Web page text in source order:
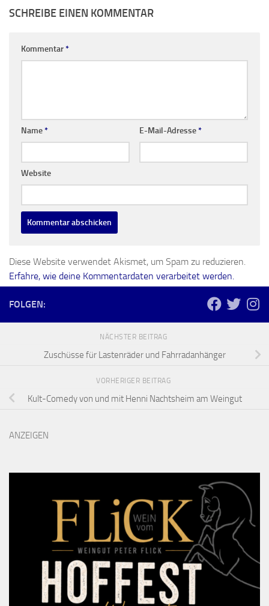
SCHREIBE EINEN KOMMENTAR
Kommentar*
Name* E-Mail-Adresse*
Website
Diese Website verwendet Akismet, um Spam zu reduzieren.
Erfahre, wie deine Kommentardaten verarbeitet werden.
FOLGEN:
NÄCHSTER BEITRAG
Zuschüsse für Lastenräder und Fahrradanhänger
VORHERIGER BEITRAG
Kult-Comedy von und mit Henni Nachtsheim am Weingut
ANZEIGEN